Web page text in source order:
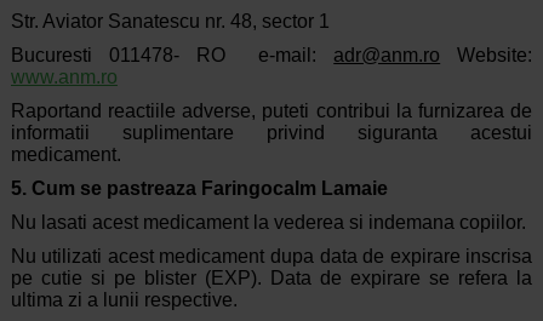
Str. Aviator Sanatescu nr. 48, sector 1
Bucuresti 011478- RO e-mail: adr@anm.ro Website:
www.anm.ro
Raportand reactiile adverse, puteti contribui la furnizarea de
informatii suplimentare privind siguranta acestui
medicament.
5. Cum se pastreaza Faringocalm Lamaie
Nu lasati acest medicament la vederea si indemana copiilor.
Nu utilizati acest medicament dupa data de expirare inscrisa
pe cutie si pe blister (EXP). Data de expirare se refera la
ultima zi a lunii respective.